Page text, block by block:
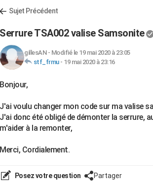
Sujet Précédent
Serrure TSA002 valise Samsonite
gillesAN- Modifié le 19 mai 2020 à 23:05
stf_frmu- 19 mai 2020 à 23:16
Bonjour,
J'ai voulu changer mon code sur ma valise
J'ai donc été obligé de démonter la serrure,
m'aider à la remonter,
Merci, Cordialement.
Posez votre question Partager